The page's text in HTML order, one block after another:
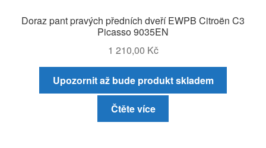
Doraz pant pravých předních dveří EWPB Citroën C3
Picasso 9035EN
1 210,00 Kč
Upozornit až bude produkt skladem
Čtěte více